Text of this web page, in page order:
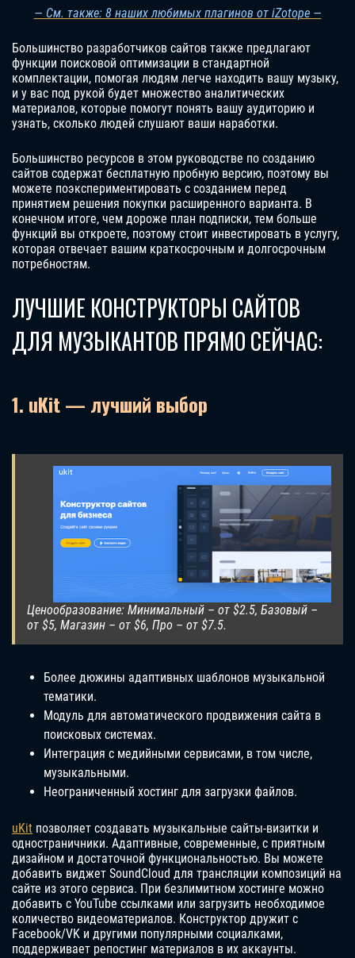
— См. также: 8 наших любимых плагинов от iZotope —
Большинство разработчиков сайтов также предлагают
функции поисковой оптимизации в стандартной
комплектации, помогая людям легче находить вашу музыку,
и у вас под рукой будет множество аналитических
материалов, которые помогут понять вашу аудиторию и
узнать, сколько людей слушают ваши наработки.
Большинство ресурсов в этом руководстве по созданию
сайтов содержат бесплатную пробную версию, поэтому вы
можете поэкспериментировать с созданием перед
принятием решения покупки расширенного варианта. В
конечном итоге, чем дороже план подписки, тем больше
функций вы откроете, поэтому стоит инвестировать в услугу,
которая отвечает вашим краткосрочным и долгосрочным
потребностям.
ЛУЧШИЕ КОНСТРУКТОРЫ САЙТОВ
ДЛЯ МУЗЫКАНТОВ ПРЯМО СЕЙЧАС:
1. uKit — лучший выбор
Ценообразование: Минимальный – от $2.5, Базовый –
от $5, Магазин – от $6, Про – от $7.5.
Более дюжины адаптивных шаблонов музыкальной
тематики.
Модуль для автоматического продвижения сайта в
поисковых системах.
Интеграция с медийными сервисами, в том числе,
музыкальными.
Неограниченный хостинг для загрузки файлов.
uKit позволяет создавать музыкальные сайты-визитки и
одностраничники. Адаптивные, современные, с приятным
дизайном и достаточной функциональностью. Вы можете
добавить виджет SoundCloud для трансляции композиций на
сайте из этого сервиса. При безлимитном хостинге можно
добавить с YouTube ссылками или загрузить необходимое
количество видеоматериалов. Конструктор дружит с
Facebook/VK и другими популярными социалками,
поддерживает репостинг материалов в их аккаунты.